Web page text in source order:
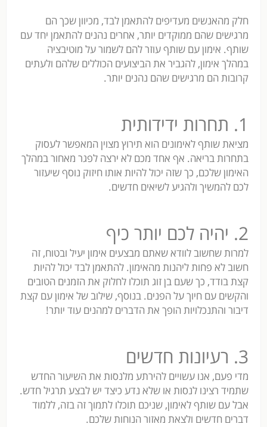
חלק מהאנשים מעדיפים להתאמן לבד, מכיוון שכך הם
מרגישים שהם ממוקדים יותר, אחרים נהנים להתאמן יחד עם
שותף. אימון עם שותף עוזר להם לשמור על מוטיבציה
במהלך אימון, להגביר את הביצועים הכוללים שלהם ולעתים
קרובות הם מרגישים שהם נהנים יותר.
1. תחרות ידידותית
מציאת שותף לאימונים הוא תירוץ מצוין המאפשר לעסוק
בתחרות בריאה. אף אחד מכם לא ירצה לפגר מאחור במהלך
האימון שלכם, כך שזה יכול להיות אותו חיזוק נוסף שיעזור
לכם להמשיך ולהגיע לשיאים חדשים.
2. יהיה לכם יותר כיף
למרות שחשוב לוודא שאתם מבצעים אימון יעיל ובטוח, זה
חשוב לא פחות ליהנות מהאימון. להתאמן לבד יכול להיות
קצת בודד, כך שעם בן זוג תוכלו לחלוק את הזמנים הטובים
והקשים עם חיוך על הפנים. בנוסף, שילוב של אימון עם קצת
דיבור והתנכלויות הופך את הדברים למהנים עוד יותר!
3. רעיונות חדשים
מדי פעם, אנו עשויים להירתע מלנסות את השיעור החדש
שתמיד רצינו לנסות או שלא נדע כיצד יש לבצע תרגיל חדש.
אבל עם שותף לאימון, שניכם תוכלו לתמוך זה בזה, ללמוד
דברים חדשים ולצאת מאזור הנוחות שלכם.